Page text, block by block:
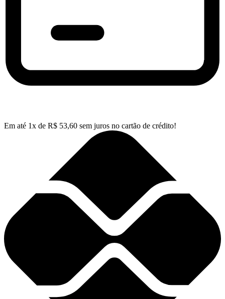
Em até 1x de R$ 53,60 sem juros no cartão de crédito!